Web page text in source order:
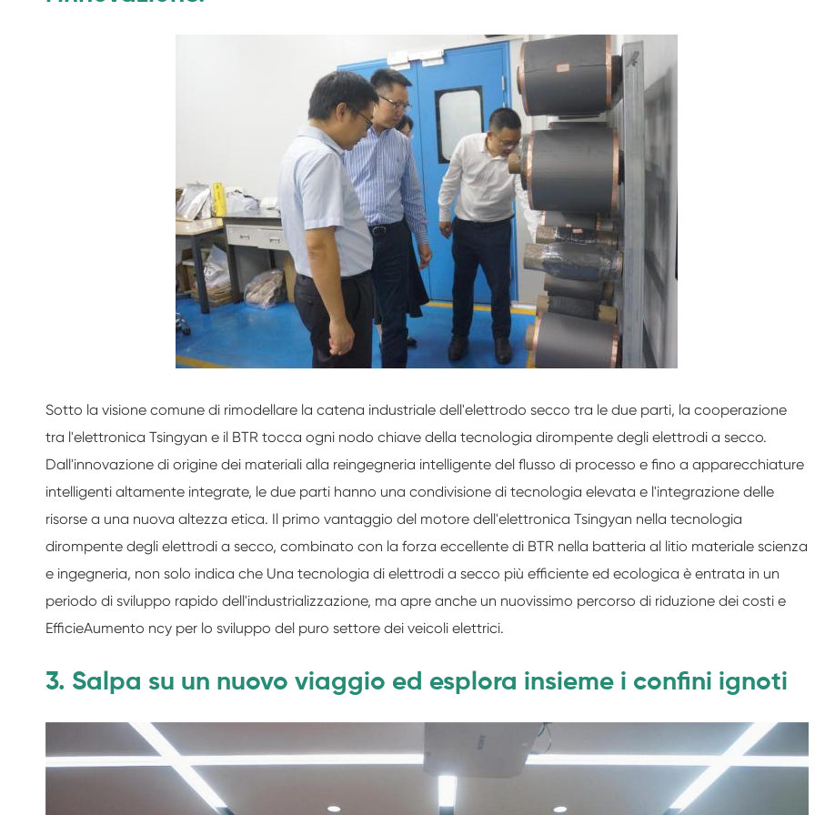
Sotto la visione comune di rimodellare la catena industriale dell'elettrodo secco tra le due parti, la cooperazione
tra l'elettronica Tsingyan e il BTR tocca ogni nodo chiave della tecnologia dirompente degli elettrodi a secco.
Dall'innovazione di origine dei materiali alla reingegneria intelligente del flusso di processo e fino a apparecchiature
intelligenti altamente integrate, le due parti hanno una condivisione di tecnologia elevata e l'integrazione delle
risorse a una nuova altezza etica. Il primo vantaggio del motore dell'elettronica Tsingyan nella tecnologia
dirompente degli elettrodi a secco, combinato con la forza eccellente di BTR nella batteria al litio materiale scienza
e ingegneria, non solo indica che Una tecnologia di elettrodi a secco più efficiente ed ecologica è entrata in un
periodo di sviluppo rapido dell'industrializzazione, ma apre anche un nuovissimo percorso di riduzione dei costi e
EfficieAumento ncy per lo sviluppo del puro settore dei veicoli elettrici.
3. Salpa su un nuovo viaggio ed esplora insieme i confini ignoti